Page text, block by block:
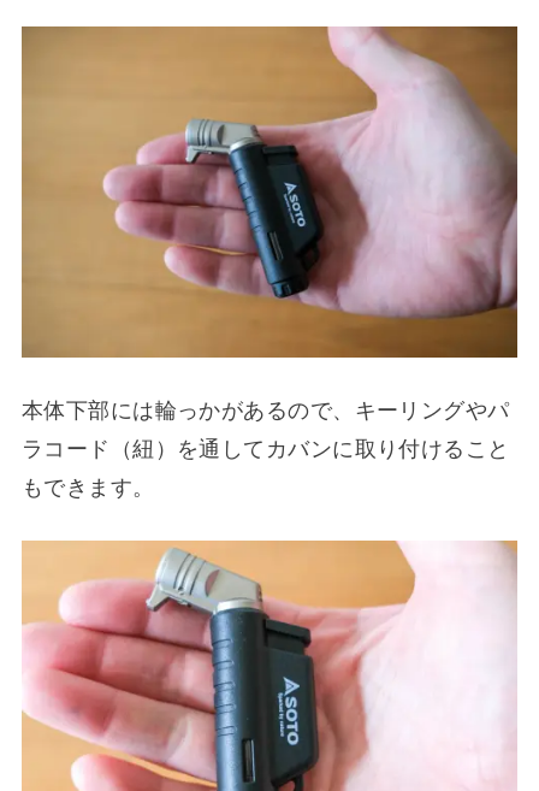
本体下部には輪っかがあるので、キーリングやパ
ラコード（紐）を通してカバンに取り付けること
もできます。